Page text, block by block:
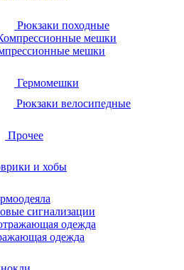
Рюкзаки походные
мешки
Гермомешки
Рюкзаки велосипедные
Прочее
и хобы
сигнализации
одежда